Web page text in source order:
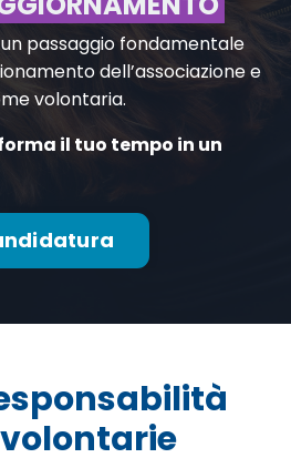
passaggio fondamentale
dell’associazione e
volontaria.
il tuo tempo in un